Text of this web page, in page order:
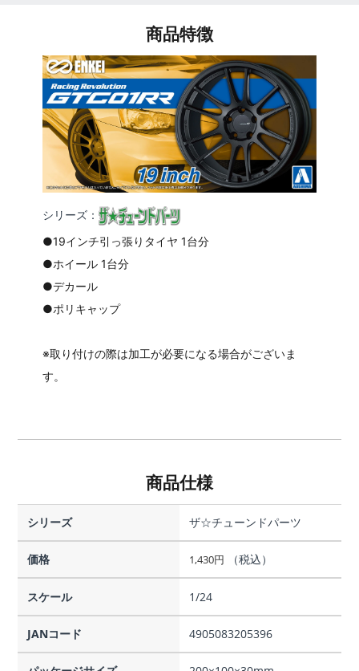
商品特徴
シリーズ：
●19インチ引っ張りタイヤ 1台分
●ホイール 1台分
●デカール
●ポリキャップ
※取り付けの際は加工が必要になる場合がございま
す。
商品仕様
シリーズ ザ☆チューンドパーツ
価格 1,430円 （税込）
スケール 1/24
JANコード 4905083205396